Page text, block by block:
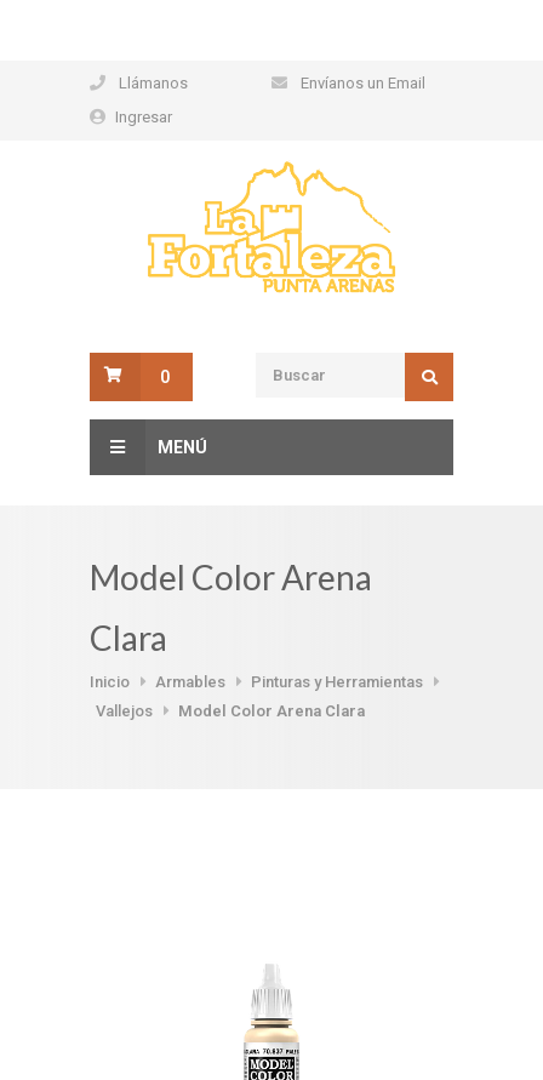
Llámanos
Envíanos un Email
Ingresar
0
MENÚ
Model Color Arena
Clara
Inicio Armables
Pinturas y Herramientas
Vallejos
Model Color Arena Clara